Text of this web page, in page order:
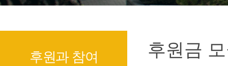
후원과 참여 후원금